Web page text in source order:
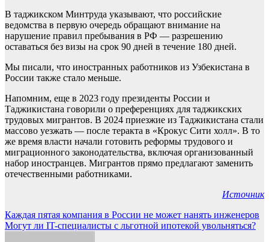
В таджикском Минтруда указывают, что российские
ведомства в первую очередь обращают внимание на
нарушение правил пребывания в РФ — разрешению
оставаться без визы на срок 90 дней в течение 180 дней.
Мы писали, что иностранных работников из Узбекистана в
России также стало меньше.
Напомним, еще в 2023 году президенты России и
Таджикистана говорили о преференциях для таджикских
трудовых мигрантов. В 2024 приезжие из Таджикистана стали
массово уезжать — после теракта в «Крокус Сити холл». В то
же время власти начали готовить реформы трудового и
миграционного законодательства, включая организованный
набор иностранцев. Мигрантов прямо предлагают заменить
отечественными работниками.
Источник
Навигация
по
Каждая пятая компания в России не может нанять инженеров
Могут ли IT-специалисты с льготной ипотекой увольняться?